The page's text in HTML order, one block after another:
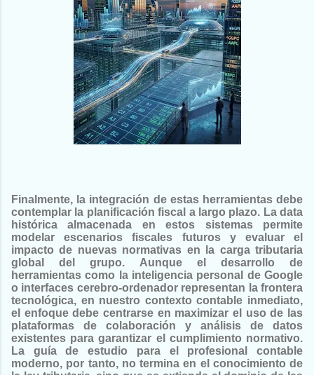
Finalmente, la integración de estas herramientas debe
contemplar la planificación fiscal a largo plazo. La data
histórica almacenada en estos sistemas permite
modelar escenarios fiscales futuros y evaluar el
impacto de nuevas normativas en la carga tributaria
global del grupo. Aunque el desarrollo de
herramientas como la inteligencia personal de Google
o interfaces cerebro-ordenador representan la frontera
tecnológica, en nuestro contexto contable inmediato,
el enfoque debe centrarse en maximizar el uso de las
plataformas de colaboración y análisis de datos
existentes para garantizar el cumplimiento normativo.
La guía de estudio para el profesional contable
moderno, por tanto, no termina en el conocimiento de